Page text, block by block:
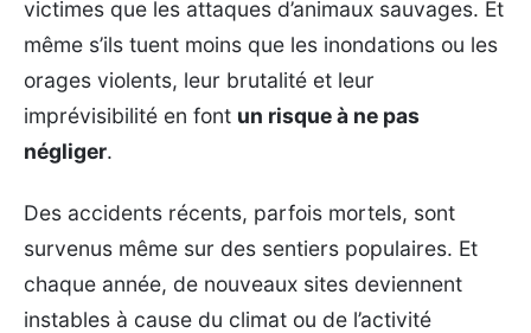
victimes que les attaques d’animaux sauvages. Et
même s’ils tuent moins que les inondations ou les
orages violents, leur brutalité et leur
imprévisibilité en font un risque à ne pas
négliger.
Des accidents récents, parfois mortels, sont
survenus même sur des sentiers populaires. Et
chaque année, de nouveaux sites deviennent
instables à cause du climat ou de l’activité